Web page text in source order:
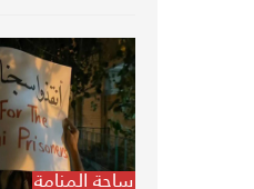
ساحة المنامة